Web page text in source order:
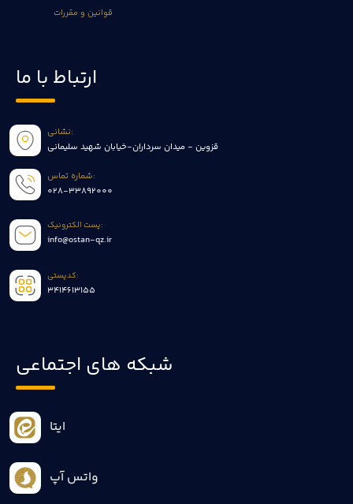
قوانین و مقررات
ارتباط با ما
نشانی:
قزوین - میدان سرداران-خیابان شهید سلیمانی
شماره تماس:
028-33892000
پست الکترونیک:
info@ostan-qz.ir
کدپستی:
3414613155
شبکه های اجتماعی
ایتا
واتس آپ